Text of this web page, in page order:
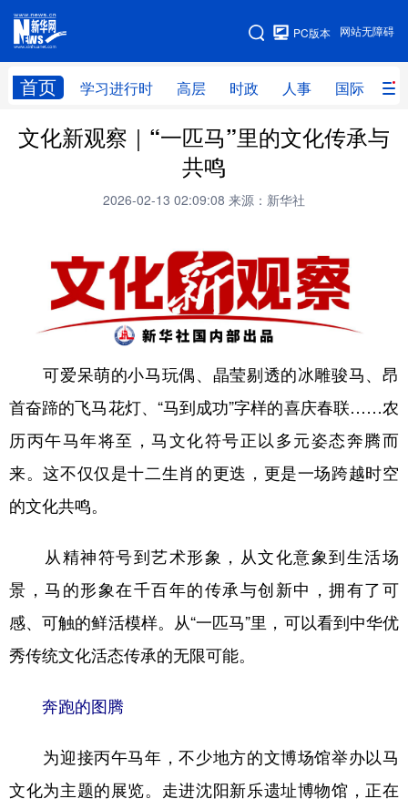
网站无障碍
PC版本
首页 学习进行时 高层 时政 人事 国际 财
网站地图
学习进行时 高层 时政 人事
文化 书画 健康 军事
访谈 视频 图片 政务
法律 中央文件 金融 汽车
食品 人居 信息化 数字经济
学术中国 乡村振兴 银龄 溯源中国
城市 旅游 能源 会展
公益 一带一路 亚太网 上市公司
文化产业
地方频道
北京
浙江 福建 江西
文化新观察｜“一匹马”里的文化传承与
共鸣
2026-02-13 02:09:08 来源：新华社
可爱呆萌的小马玩偶、晶莹剔透的冰雕骏马、昂
首奋蹄的飞马花灯、“马到成功”字样的喜庆春联……农
历丙午马年将至，马文化符号正以多元姿态奔腾而
来。这不仅仅是十二生肖的更迭，更是一场跨越时空
的文化共鸣。
从精神符号到艺术形象，从文化意象到生活场
景，马的形象在千百年的传承与创新中，拥有了可
感、可触的鲜活模样。从“一匹马”里，可以看到中华优
秀传统文化活态传承的无限可能。
奔跑的图腾
为迎接丙午马年，不少地方的文博场馆举办以马
文化为主题的展览。走进沈阳新乐遗址博物馆，正在